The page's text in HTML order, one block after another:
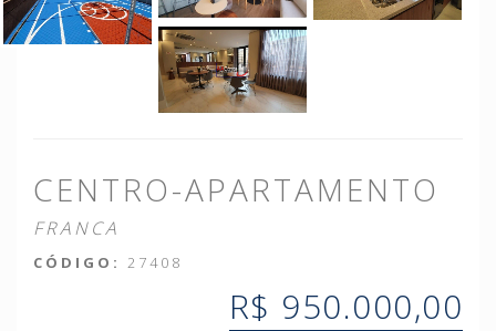
CENTRO-APARTAMENTO
FRANCA
CÓDIGO: 27408
R$ 950.000,00